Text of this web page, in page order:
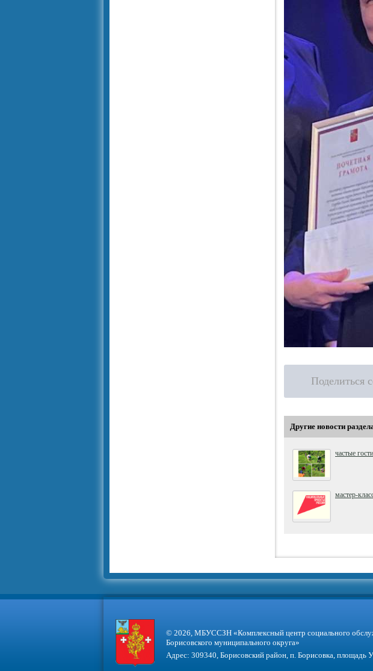
Поделиться
Другие новости
частые
мастер-
© 2026, МБУССЗН «Комплексный центр социального
Борисовского муниципального округа»
Адрес: 309340, Борисовский район, п. Борисовка, площадь